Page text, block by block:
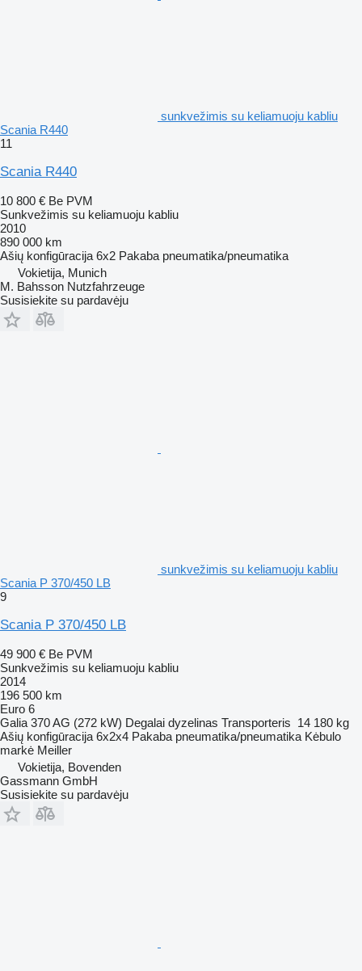
sunkvežimis su keliamuoju kabliu
Scania R440
11
Scania R440
10 800 € Be PVM
Sunkvežimis su keliamuoju kabliu
2010
890 000 km
Ašių konfigūracija 6x2 Pakaba pneumatika/pneumatika
Vokietija, Munich
M. Bahsson Nutzfahrzeuge
Susisiekite su pardavėju
sunkvežimis su keliamuoju kabliu
Scania P 370/450 LB
9
Scania P 370/450 LB
49 900 € Be PVM
Sunkvežimis su keliamuoju kabliu
2014
196 500 km
Euro 6
Galia 370 AG (272 kW) Degalai dyzelinas Transporteris 14 180 kg
Ašių konfigūracija 6x2x4 Pakaba pneumatika/pneumatika Kėbulo
markė Meiller
Vokietija, Bovenden
Gassmann GmbH
Susisiekite su pardavėju